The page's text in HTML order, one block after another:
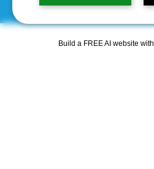
Build a FREE AI website with